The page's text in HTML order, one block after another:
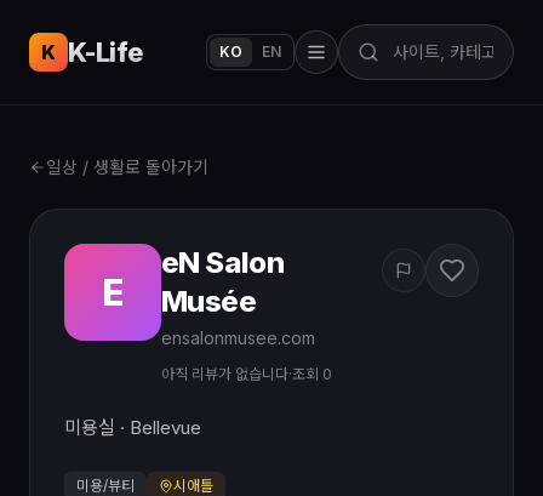
K K-Life KO EN
일상 / 생활로 돌아가기
E
eN Salon
Musée
ensalonmusee.com
아직 리뷰가 없습니다·조회 0
미용실 · Bellevue
미용/뷰티 시애틀